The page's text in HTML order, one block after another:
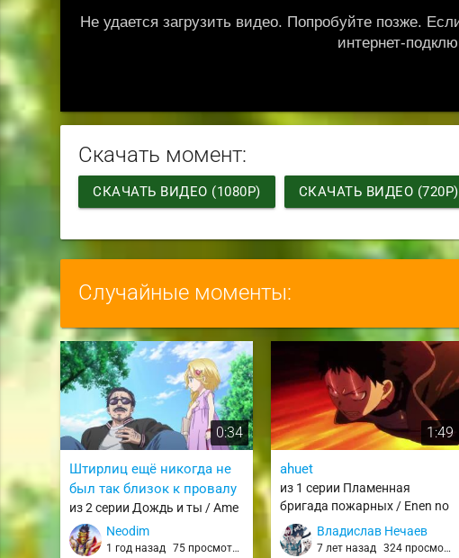
Скачать момент:
СКАЧАТЬ ВИДЕО (1080P) СКАЧАТЬ ВИДЕО (720P)
Случайные моменты:
0:34
Штирлиц ещё никогда не
был так близок к провалу
из 2 серии Дождь и ты / Ame
to Kimi toNeodim
1 год назад 75 просмотров
1:49
ahuet
из 1 серии Пламенная
бригада пожарных / Enen no
ShouboutaiВладислав Нечаев
7 лет назад 324 просмотра